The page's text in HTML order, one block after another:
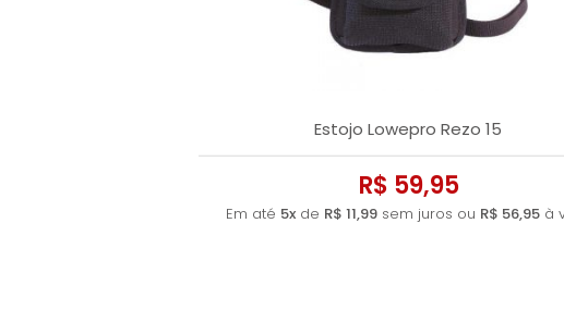
Estojo Lowepro Rezo 15
R$ 59,95
Em até 5xde R$ 11,99sem juros ou R$ 56,95à